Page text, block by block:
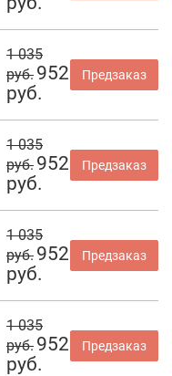
1 035
руб. 952
руб.
Предзаказ
1 035
руб. 952
руб.
Предзаказ
1 035
руб. 952
руб.
Предзаказ
1 035
руб. 952
руб.
Предзаказ